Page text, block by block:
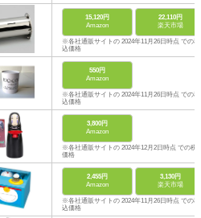
15,120円
Amazon
22,110円
楽天市場
※各社通販サイトの 2024年11月26日時点 での税
込価格
550円
Amazon
※各社通販サイトの 2024年11月26日時点 での税
込価格
3,800円
Amazon
※各社通販サイトの 2024年12月2日時点 での税
価格
2,455円
Amazon
3,130円
楽天市場
※各社通販サイトの 2024年11月26日時点 での税
込価格